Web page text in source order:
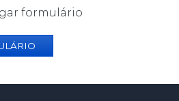
formulário